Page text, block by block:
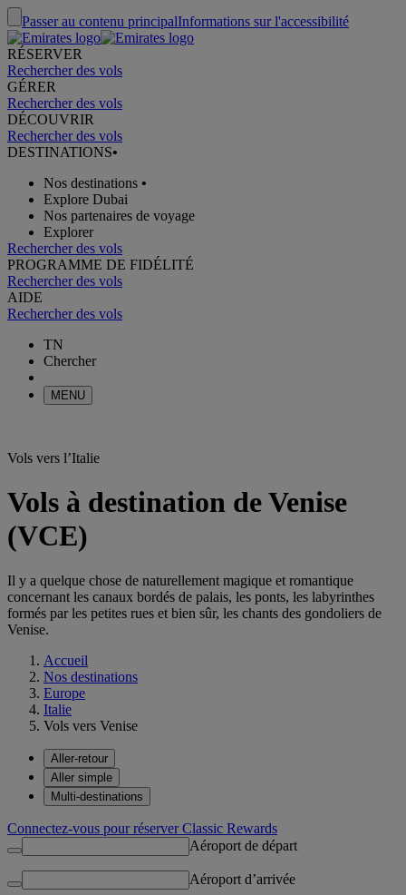
Passer au contenu principalInformations sur l'accessibilité
RÉSERVER
Rechercher des vols
GÉRER
Rechercher des vols
DÉCOUVRIR
Rechercher des vols
DESTINATIONS•
Nos destinations •
Explore Dubai
Nos partenaires de voyage
Explorer
Rechercher des vols
PROGRAMME DE FIDÉLITÉ
Rechercher des vols
AIDE
Rechercher des vols
TN
Chercher
MENU
Vols vers l’Italie
Vols à destination de Venise
(VCE)
Il y a quelque chose de naturellement magique et romantique
concernant les canaux bordés de palais, les ponts, les labyrinthes
formés par les petites rues et bien sûr, les chants des gondoliers de
Venise.
Accueil
Nos destinations
Europe
Italie
Vols vers Venise
Aller-retour
Aller simple
Multi-destinations
Connectez-vous pour réserver Classic Rewards
Aéroport de départ
Aéroport d’arrivée